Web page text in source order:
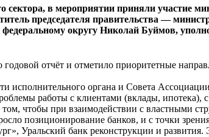
сектора, в мероприятии приняли участие
председателя правительства —
округу Николай Буймов,
отчёт и отметило приоритетные
исполнительного органа и Совета
работы с клиентами (вклады, ипотека),
чтобы при взаимодействии с властными
позиционирование банков, и с точки
Уральский банк реконструкции и развития.